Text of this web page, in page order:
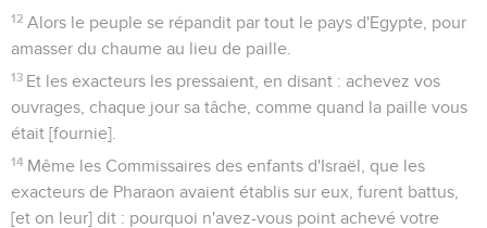
12 Alors le peuple se répandit par tout le pays d'Egypte, pour
amasser du chaume au lieu de paille.
13 Et les exacteurs les pressaient, en disant : achevez vos
ouvrages, chaque jour sa tâche, comme quand la paille vous
était [fournie].
14 Même les Commissaires des enfants d'Israël, que les
exacteurs de Pharaon avaient établis sur eux, furent battus,
[et on leur] dit : pourquoi n'avez-vous point achevé votre